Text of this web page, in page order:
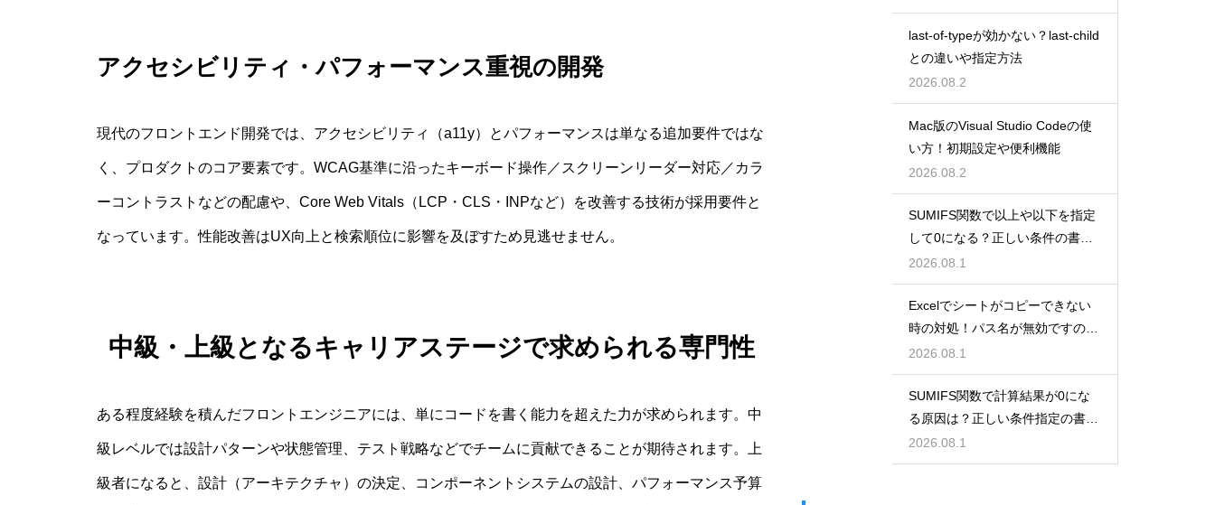
アクセシビリティ・パフォーマンス重視の開発
現代のフロントエンド開発では、アクセシビリティ（a11y）とパフォーマンスは単なる追加要件ではな
く、プロダクトのコア要素です。WCAG基準に沿ったキーボード操作／スクリーンリーダー対応／カラ
ーコントラストなどの配慮や、Core Web Vitals（LCP・CLS・INPなど）を改善する技術が採用要件と
なっています。性能改善はUX向上と検索順位に影響を及ぼすため見逃せません。
中級・上級となるキャリアステージで求められる専門性
ある程度経験を積んだフロントエンジニアには、単にコードを書く能力を超えた力が求められます。中
級レベルでは設計パターンや状態管理、テスト戦略などでチームに貢献できることが期待されます。上
級者になると、設計（アーキテクチャ）の決定、コンポーネントシステムの設計、パフォーマンス予算
last-of-typeが効かない？last-child
との違いや指定方法
2026.08.2
Mac版のVisual Studio Codeの使
い方！初期設定や便利機能
2026.08.2
SUMIFS関数で以上や以下を指定
して0になる？正しい条件の書き
方
2026.08.1
Excelでシートがコピーできない
時の対処！パス名が無効ですのエ
ラー
2026.08.1
SUMIFS関数で計算結果が0にな
る原因は？正しい条件指定の書き
方
2026.08.1